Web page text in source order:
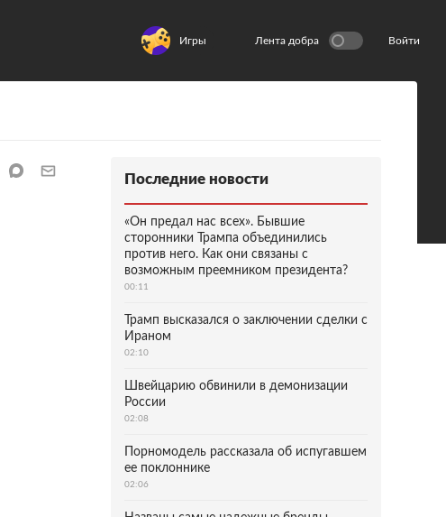
Игры Лента добра Войти
Последние новости
«Он предал нас всех». Бывшие
сторонники Трампа объединились
против него. Как они связаны с
возможным преемником президента?
00:11
Трамп высказался о заключении сделки с
Ираном
02:10
Швейцарию обвинили в демонизации
России
02:08
Порномодель рассказала об испугавшем
ее поклоннике
02:06